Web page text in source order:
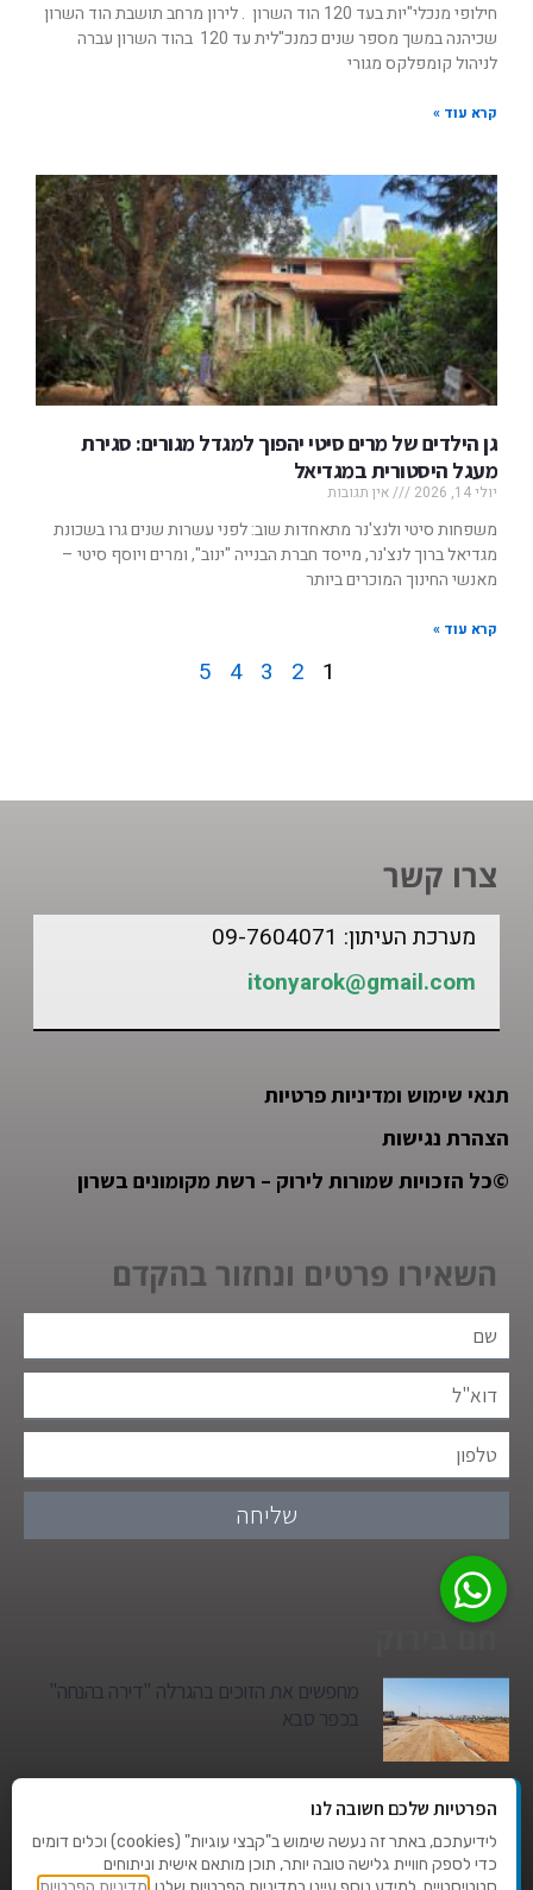
חילופי מנכלי"יות בעד 120 הוד השרון . לירון מרחב תושבת הוד השרון
שכיהנה במשך מספר שנים כמנכ"לית עד 120 בהוד השרון עברה
לניהול קומפלקס מגורי
קרא עוד »
גן הילדים של מרים סיטי יהפוך למגדל מגורים: סגירת
מעגל היסטורית במגדיאל
יולי 14, 2026 אין תגובות
משפחות סיטי ולנצ'נר מתאחדות שוב: לפני עשרות שנים גרו בשכונת
מגדיאל ברוך לנצ'נר, מייסד חברת הבנייה "ינוב", ומרים ויוסף סיטי –
מאנשי החינוך המוכרים ביותר
קרא עוד »
1
2
3
4
5
צרו קשר
מערכת העיתון: 09-7604071
itonyarok@gmail.com
תנאי שימוש ומדיניות פרטיות
הצהרת נגישות
©כל הזכויות שמורות לירוק – רשת מקומונים בשרון
השאירו פרטים ונחזור בהקדם
שליחה
מחפשים את הזוכים בהגרלה "דירה בהנחה"
בכפר סבא
גן הילדים של מרים סיטי יהפוך למגדל מגורים:
סגירת מעגל היסטורית במגדיאלהפרטיות שלכם חשובה לנו
לידיעתכם, באתר זה נעשה שימוש ב"קבצי עוגיות" (cookies) וכלים דומים
כדי לספק חוויית גלישה טובה יותר, תוכן מותאם אישית וניתוחים